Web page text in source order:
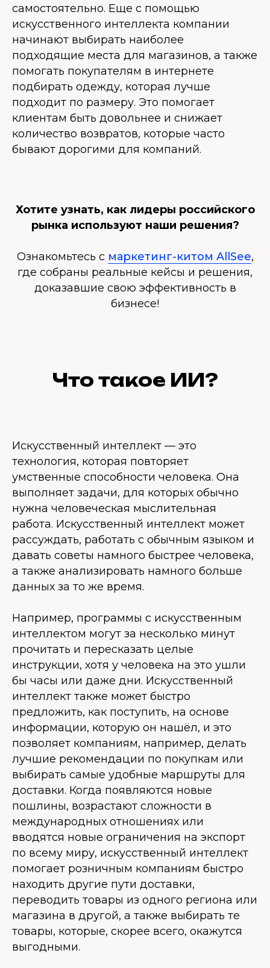
самостоятельно. Еще с помощью
искусственного интеллекта компании
начинают выбирать наиболее
подходящие места для магазинов, а также
помогать покупателям в интернете
подбирать одежду, которая лучше
подходит по размеру. Это помогает
клиентам быть довольнее и снижает
количество возвратов, которые часто
бывают дорогими для компаний.
Хотите узнать, как лидеры российского
рынка используют наши решения?
Ознакомьтесь с маркетинг-китом AllSee,
где собраны реальные кейсы и решения,
доказавшие свою эффективность в
бизнесе!
Что такое ИИ?
Искусственный интеллект — это
технология, которая повторяет
умственные способности человека. Она
выполняет задачи, для которых обычно
нужна человеческая мыслительная
работа. Искусственный интеллект может
рассуждать, работать с обычным языком и
давать советы намного быстрее человека,
а также анализировать намного больше
данных за то же время.
Например, программы с искусственным
интеллектом могут за несколько минут
прочитать и пересказать целые
инструкции, хотя у человека на это ушли
бы часы или даже дни. Искусственный
интеллект также может быстро
предложить, как поступить, на основе
информации, которую он нашёл, и это
позволяет компаниям, например, делать
лучшие рекомендации по покупкам или
выбирать самые удобные маршруты для
доставки. Когда появляются новые
пошлины, возрастают сложности в
международных отношениях или
вводятся новые ограничения на экспорт
по всему миру, искусственный интеллект
помогает розничным компаниям быстро
находить другие пути доставки,
переводить товары из одного региона или
магазина в другой, а также выбирать те
товары, которые, скорее всего, окажутся
выгодными.